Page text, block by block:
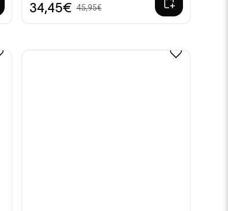
34,45€ 45,95€